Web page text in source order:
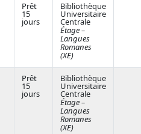
Prêt
15
jours
Bibliothèque
Universitaire
Centrale
Étage –
Langues
Romanes
(XE)
Prêt
15
jours
Bibliothèque
Universitaire
Centrale
Étage –
Langues
Romanes
(XE)